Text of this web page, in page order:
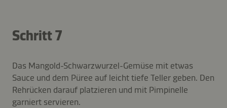
Schritt 7
Das Mangold-Schwarzwurzel-Gemüse mit etwas
Sauce und dem Püree auf leicht tiefe Teller geben. Den
Rehrücken darauf platzieren und mit Pimpinelle
garniert servieren.